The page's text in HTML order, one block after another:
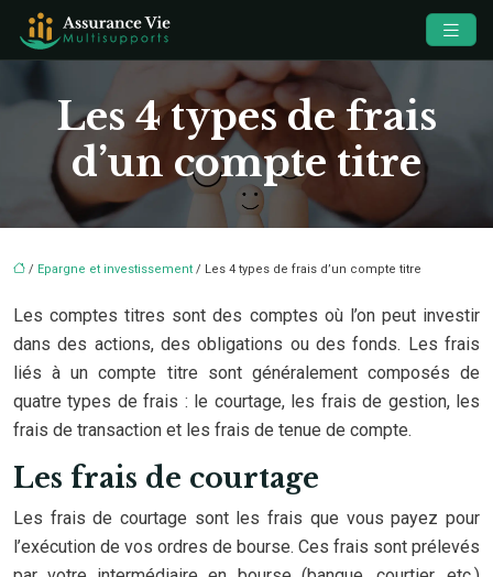
Les 4 types de frais
d’un compte titre
/ Epargne et investissement / Les 4 types de frais d’un compte titre
Les comptes titres sont des comptes où l’on peut investir
dans des actions, des obligations ou des fonds. Les frais
liés à un compte titre sont généralement composés de
quatre types de frais : le courtage, les frais de gestion, les
frais de transaction et les frais de tenue de compte.
Les frais de courtage
Les frais de courtage sont les frais que vous payez pour
l’exécution de vos ordres de bourse. Ces frais sont prélevés